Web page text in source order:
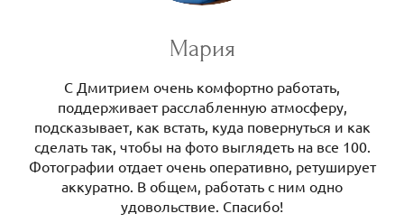
Мария
С Дмитрием очень комфортно работать,
поддерживает расслабленную атмосферу,
подсказывает, как встать, куда повернуться и как
сделать так, чтобы на фото выглядеть на все 100.
Фотографии отдает очень оперативно, ретуширует
аккуратно. В общем, работать с ним одно
удовольствие. Спасибо!